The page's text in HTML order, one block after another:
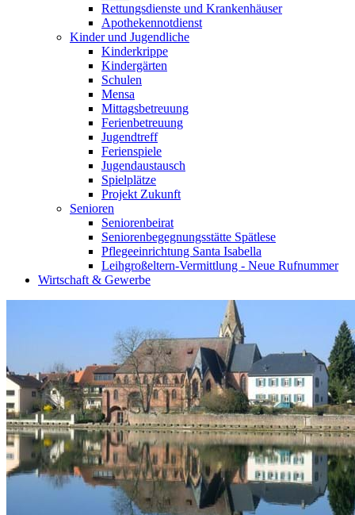
Rettungsdienste und Krankenhäuser
Apothekennotdienst
Kinder und Jugendliche
Kinderkrippe
Kindergärten
Schulen
Mensa
Mittagsbetreuung
Ferienbetreuung
Jugendtreff
Ferienspiele
Jugendaustausch
Spielplätze
Projekt Zukunft
Senioren
Seniorenbeirat
Seniorenbegegnungsstätte Spätlese
Pflegeeinrichtung Santa Isabella
Leihgroßeltern-Vermittlung - Neue Rufnummer
Wirtschaft & Gewerbe